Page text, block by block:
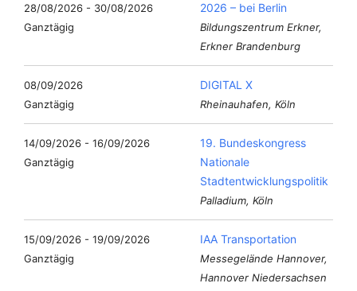
28/08/2026 - 30/08/2026
Ganztägig
2026 – bei Berlin
Bildungszentrum Erkner,
Erkner Brandenburg
08/09/2026
Ganztägig
DIGITAL X
Rheinauhafen, Köln
14/09/2026 - 16/09/2026
Ganztägig
19. Bundeskongress
Nationale
Stadtentwicklungspolitik
Palladium, Köln
15/09/2026 - 19/09/2026
Ganztägig
IAA Transportation
Messegelände Hannover,
Hannover Niedersachsen